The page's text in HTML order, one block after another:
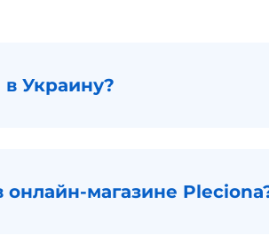
в Украину?
магазине